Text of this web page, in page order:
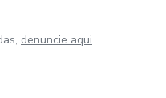
denuncie aqui